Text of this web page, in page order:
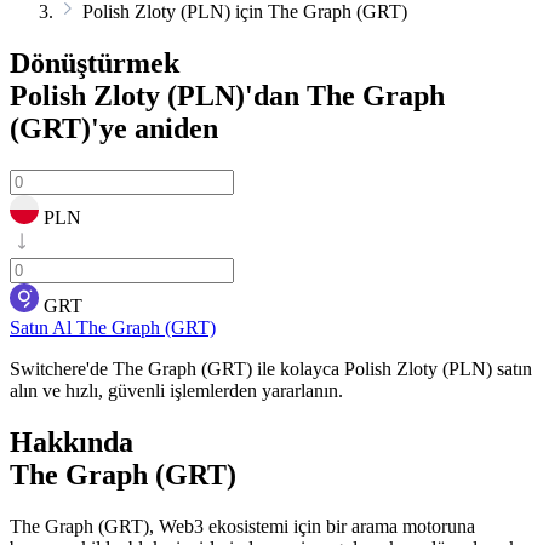
Polish Zloty (PLN) için The Graph (GRT)
Dönüştürmek
Polish Zloty (PLN)'dan The Graph
(GRT)'ye aniden
PLN
GRT
Satın Al The Graph (GRT)
Switchere'de The Graph (GRT) ile kolayca Polish Zloty (PLN) satın
alın ve hızlı, güvenli işlemlerden yararlanın.
Hakkında
The Graph (GRT)
The Graph (GRT), Web3 ekosistemi için bir arama motoruna